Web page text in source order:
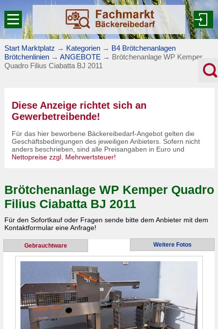
Start Marktplatz → Kategorien → B4 Brötchenanlagen
Brötchenlinien → ANGEBOTE → Brötchenanlage WP Kemper
Quadro Filius Ciabatta BJ 2011
Diese Anzeige richtet sich an
Gewerbetreibende!
Für das hier beworbene Bäckereibedarf-Angebot gelten die
Geschäftsbedingungen des jeweiligen Anbieters. Sofern nicht
anders beschrieben, sind alle Preisangaben in Euro und
Nettopreise zzgl. Mehrwertsteuer!
Brötchenanlage WP Kemper Quadro
Filius Ciabatta BJ 2011
Für den Sofortkauf oder Fragen sende bitte dem Anbieter mit dem
Kontaktformular eine Anfrage!
Gebrauchtware Weitere Fotos